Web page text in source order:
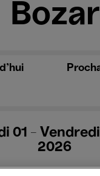
Bozar
01 -
2026